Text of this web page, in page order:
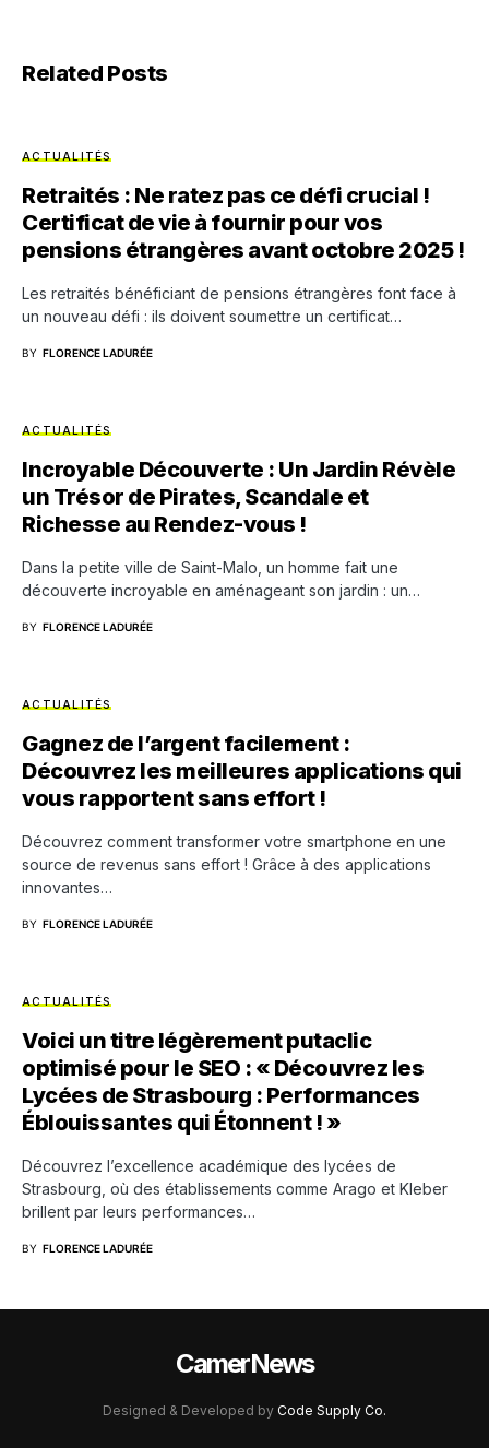
Related Posts
ACTUALITÉS
Retraités : Ne ratez pas ce défi crucial !
Certificat de vie à fournir pour vos
pensions étrangères avant octobre 2025 !
Les retraités bénéficiant de pensions étrangères font face à
un nouveau défi : ils doivent soumettre un certificat…
BY FLORENCE LADURÉE
ACTUALITÉS
Incroyable Découverte : Un Jardin Révèle
un Trésor de Pirates, Scandale et
Richesse au Rendez-vous !
Dans la petite ville de Saint-Malo, un homme fait une
découverte incroyable en aménageant son jardin : un…
BY FLORENCE LADURÉE
ACTUALITÉS
Gagnez de l’argent facilement :
Découvrez les meilleures applications qui
vous rapportent sans effort !
Découvrez comment transformer votre smartphone en une
source de revenus sans effort ! Grâce à des applications
innovantes…
BY FLORENCE LADURÉE
ACTUALITÉS
Voici un titre légèrement putaclic
optimisé pour le SEO : « Découvrez les
Lycées de Strasbourg : Performances
Éblouissantes qui Étonnent ! »
Découvrez l’excellence académique des lycées de
Strasbourg, où des établissements comme Arago et Kleber
brillent par leurs performances…
BY FLORENCE LADURÉE
CamerNews
Designed & Developed by Code Supply Co.